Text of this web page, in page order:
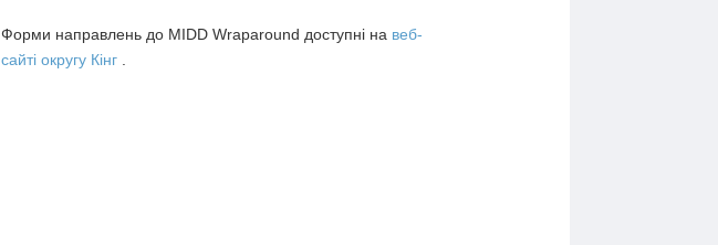
Форми направлень до MIDD Wraparound доступні на веб-
сайті округу Кінг .